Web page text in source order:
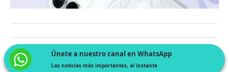
Únete a nuestro canal en WhatsApp
Las noticias más importantes, al instante